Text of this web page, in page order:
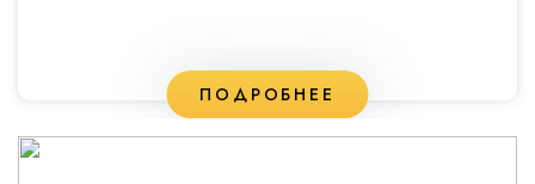
ПОДРОБНЕЕ